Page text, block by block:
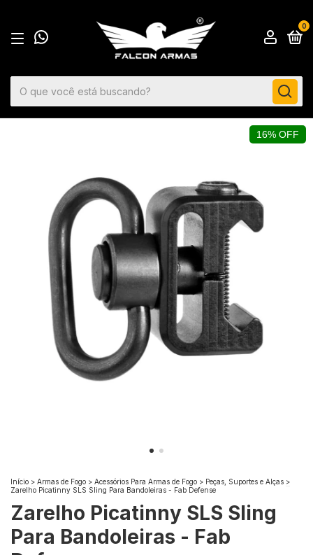
0
16% OFF
Início > Armas de Fogo > Acessórios Para Armas de Fogo > Peças, Suportes e Alças >
Zarelho Picatinny SLS Sling Para Bandoleiras - Fab Defense
Zarelho Picatinny SLS Sling
Para Bandoleiras - Fab